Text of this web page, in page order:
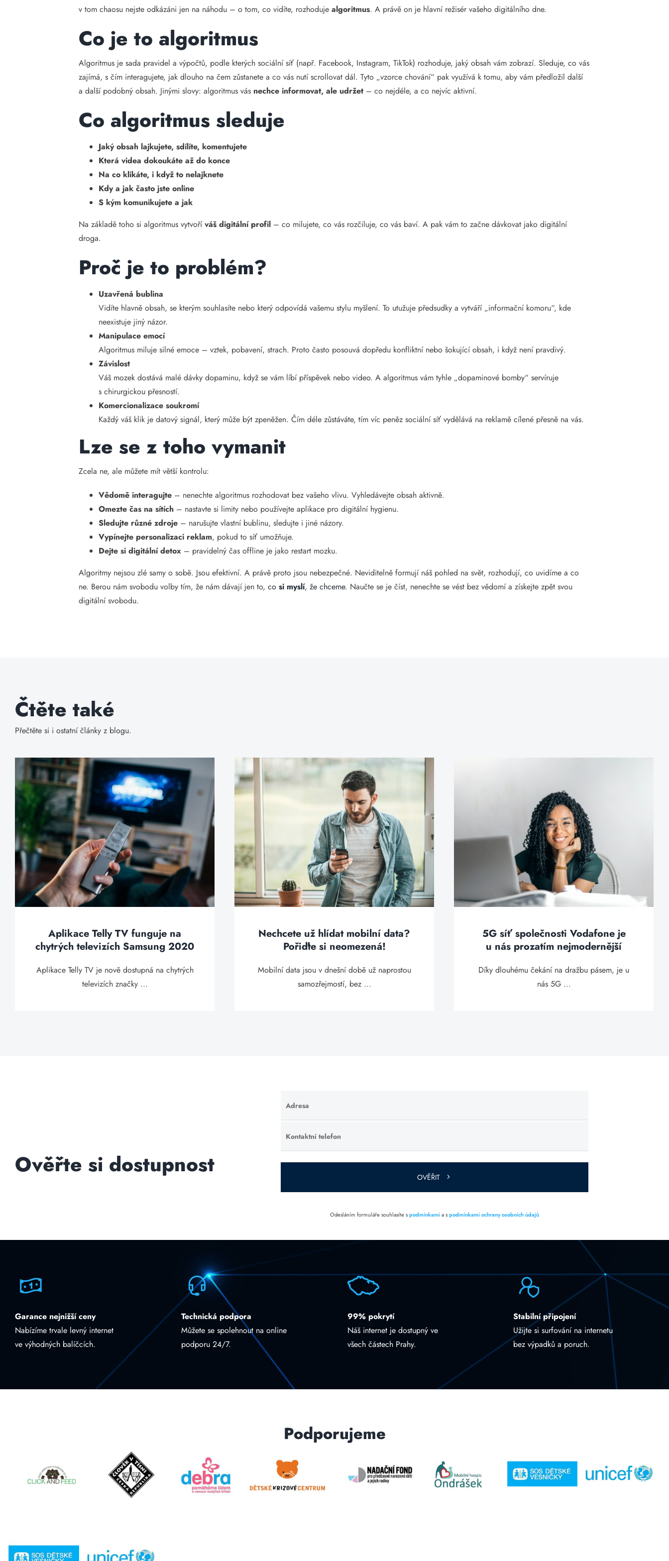
v tom chaosu nejste odkázáni jen na náhodu – o tom, co vidíte, rozhodujealgoritmus. A právě on je hlavní režisér vašeho digitálního dne.
Co je to algoritmus
Algoritmus je sada pravidel a výpočtů, podle kterých sociální síť (např. Facebook, Instagram, TikTok) rozhoduje, jaký obsah vám zobrazí. Sleduje, co vás
zajímá, s čím interagujete, jak dlouho na čem zůstanete a co vás nutí scrollovat dál. Tyto „vzorce chování“ pak využívá k tomu, aby vám předložil další
a další podobný obsah. Jinými slovy: algoritmus vás nechce informovat, ale udržet – co nejdéle, a co nejvíc aktivní.
Co algoritmus sleduje
Jaký obsah lajkujete, sdílíte, komentujete
Která videa dokoukáte až do konce
Na co klikáte, i když to nelajknete
Kdy a jak často jste online
S kým komunikujete a jak
Na základě toho si algoritmus vytvoříváš digitální profil – co milujete, co vás rozčiluje, co vás baví. A pak vám to začne dávkovat jako digitální
droga.
Proč je to problém?
Uzavřená bublina
Vidíte hlavně obsah, se kterým souhlasíte nebo který odpovídá vašemu stylu myšlení. To utužuje předsudky a vytváří „informační komoru“, kde
neexistuje jiný názor.
Manipulace emocí
Algoritmus miluje silné emoce – vztek, pobavení, strach. Proto často posouvá dopředu konfliktní nebo šokující obsah, i když není pravdivý.
Závislost
Váš mozek dostává malé dávky dopaminu, když se vám líbí příspěvek nebo video. A algoritmus vám tyhle „dopaminové bomby“ servíruje
s chirurgickou přesností.
Komercionalizace soukromí
Každý váš klik je datový signál, který může být zpeněžen. Čím déle zůstáváte, tím víc peněz sociální síť vydělává na reklamě cílené přesně na vás.
Lze se z toho vymanit
Zcela ne, ale můžete mít větší kontrolu:
Vědomě interagujte – nenechte algoritmus rozhodovat bez vašeho vlivu. Vyhledávejte obsah aktivně.
Omezte čas na sítích – nastavte si limity nebo používejte aplikace pro digitální hygienu.
Sledujte různé zdroje – narušujte vlastní bublinu, sledujte i jiné názory.
Vypínejte personalizaci reklam, pokud to síť umožňuje.
Dejte si digitální detox – pravidelný čas offline je jako restart mozku.
Algoritmy nejsou zlé samy o sobě. Jsou efektivní. A právě proto jsou nebezpečné. Neviditelně formují náš pohled na svět, rozhodují, co uvidíme a co
ne. Berou nám svobodu volby tím, že nám dávají jen to,cosi myslí, že chceme. Naučte se je číst, nenechte se vést bez vědomí a získejte zpět svou
digitální svobodu.
Čtěte také
Přečtěte si i ostatní články z blogu.
Aplikace Telly TV funguje na
chytrých televizích Samsung 2020
Aplikace Telly TV je nově dostupná na chytrých
televizích značky ...
Nechcete už hlídat mobilní data?
Pořiďte si neomezená!
Mobilní data jsou v dnešní době už naprostou
samozřejmostí, bez ...
5G síť společnosti Vodafone je
u nás prozatím nejmodernější
Díky dlouhému čekání na dražbu pásem, je u
nás 5G ...
Ověřte si dostupnost
Adresa
Ponechte
toto pole
prázdné.
Kontaktní telefon
Ponechte
toto pole
prázdné.
OVĚŘIT
Odesláním formuláře souhlasíte spodmínkamia spodmínkami ochrany osobních údajů
Garance nejnižší ceny
Nabízíme trvale levný internet
ve výhodných balíčcích.
Technická podpora
Můžete se spolehnout na online
podporu 24/7.
99% pokrytí
Náš internet je dostupný ve
všech částech Prahy.
Stabilní připojení
Užijte si surfování na internetu
bez výpadků a poruch.
Podporujeme